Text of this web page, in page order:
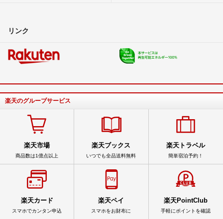
リンク
楽天のグループサービス
楽天市場
商品数は1億点以上
楽天ブックス
いつでも全品送料無料
楽天トラベル
簡単宿泊予約！
楽天カード
スマホでカンタン申込
楽天ペイ
スマホをお財布に
楽天PointClub
手軽にポイントを確認